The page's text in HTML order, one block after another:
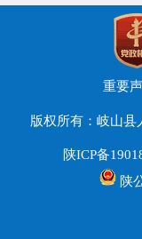
重要
版权所有：岐山县
陕ICP备
陕